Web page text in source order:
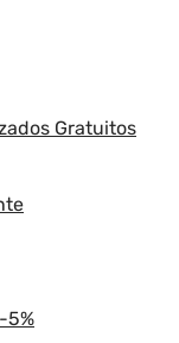
Gratuitos
5%